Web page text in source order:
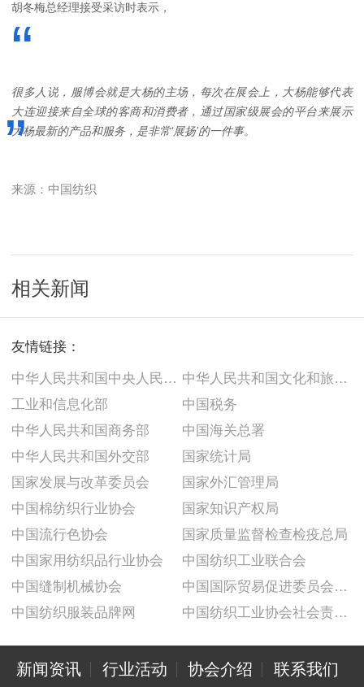
胡冬梅总经理接受采访时表示，
“
很多人说，服博会就是大杨的主场，每次在展会上，大杨能够代表
大连迎接来自全球的客商和消费者，通过国家级展会的平台来展示
大杨最新的产品和服务，是非常‘展扬’的一件事。
”
来源：中国纺织
相关新闻
友情链接：
中华人民共和国中央人民政府
工业和信息化部
中华人民共和国商务部
中华人民共和国外交部
国家发展与改革委员会
中华人民共和国文化和旅游部
中国税务
中国海关总署
国家统计局
国家外汇管理局
中国棉纺织行业协会
中国流行色协会
中国家用纺织品行业协会
中国缝制机械协会
中国纺织服装品牌网
国家知识产权局
国家质量监督检查检疫总局
中国纺织工业联合会
中国国际贸易促进委员会纺织行业分会
中国纺织工业协会社会责任建设推广委员会
新闻资讯 行业活动 协会介绍 联系我们